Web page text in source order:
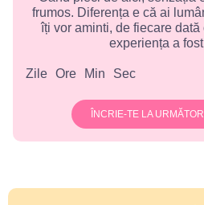
frumos. Diferența e că ai
îți vor aminti, de fiecare
experiența a
Zile Ore Min Sec
ÎNCRIE-TE LA